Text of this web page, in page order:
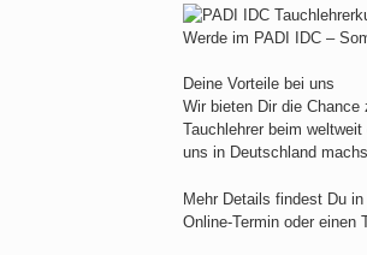
Werde im PADI IDC –
Deine Vorteile bei uns
Wir bieten Dir die
Tauchlehrer beim
uns in Deutschland
Mehr Details findest Du
Online-Termin oder einen